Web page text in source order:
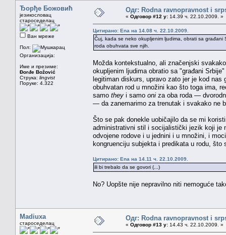
Ђорђе Божовић
језикословац
староседелац
Ван мреже
Пол:
Организација:
Име и презиме:
Đorđe Božović
Струка: lingvist
Поруке: 4.322
Одг: Rodna ravnopravnost i
« Одговор #12 у: 14.39 ч. 22.10.2009. »
Цитирано: Ena на 14.08 ч. 22.10.2009.
Čuj, kada se neko okupljenim ljudima, obrati sa
roda obuhvata sve njih.
Možda kontekstualno, ali značenjski
okupljenim ljudima obratio sa "građani
legitiman diskurs, upravo zato jer je kod
obuhvatan rod u množini kao što toga ima,
samo they i samo oni za oba roda —
— da zanemarimo za trenutak i svakako ne
Što se pak donekle uobičajilo da se mi
administrativni stil i socijalistički jezik koji je
odvojene rodove i u jednini i u množini, i
kongruenciju subjekta i predikata u rodu,
Цитирано: Ena на 14.11 ч. 22.10.2009.
ili bi trebalo da se govori (...)
No? Uopšte nije nepravilno niti nemoguće
Madiuxa
староседелац
Одг: Rodna ravnopravnost i
« Одговор #13 у: 14.43 ч. 22.10.2009. »